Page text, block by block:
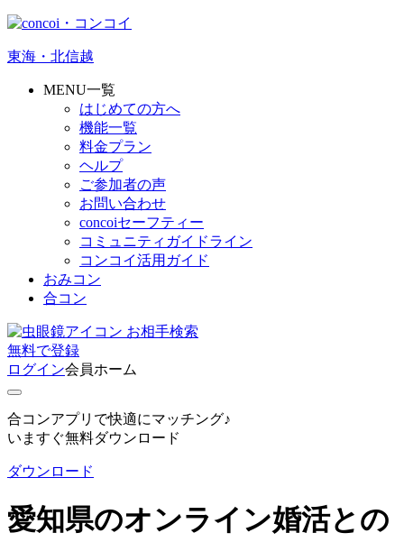
東海・北信越
MENU一覧
はじめての方へ
機能一覧
料金プラン
ヘルプ
ご参加者の声
お問い合わせ
concoiセーフティー
コミュニティガイドライン
コンコイ活用ガイド
おみコン
合コン
お相手検索
無料で登録
ログイン会員ホーム
合コンアプリで快適にマッチング♪
いますぐ無料ダウンロード
ダウンロード
愛知県のオンライン婚活との